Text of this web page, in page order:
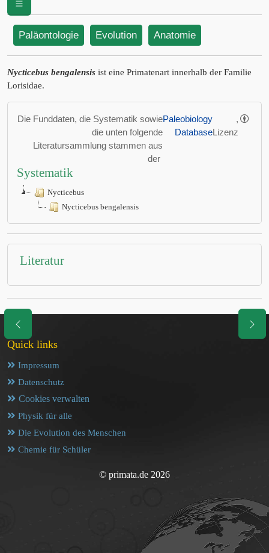
Paläontologie Evolution Anatomie
Nycticebus bengalensis ist eine Primatenart innerhalb der Familie
Lorisidae.
Die Funddaten, die Systematik sowie
die unten folgende
Literatursammlung stammen aus
der
Paleobiology
Database
,
Lizenz
Systematik
Nycticebus
Nycticebus bengalensis
Literatur
Quick links
Impressum
Datenschutz
Cookies verwalten
Physik für alle
Die Evolution des Menschen
Chemie für Schüler
© primata.de 2026